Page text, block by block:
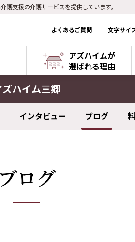
支援の介護サービスを提供しています。
よくあるご質問 文字サイ
アズハイムが
選ばれる理由
ズハイム三郷
インタビュー ブログ
ブログ